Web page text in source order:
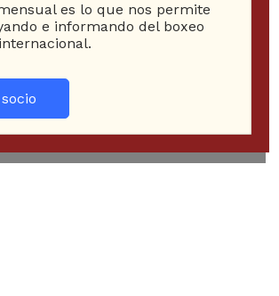
es lo que nos permite
e informando del boxeo